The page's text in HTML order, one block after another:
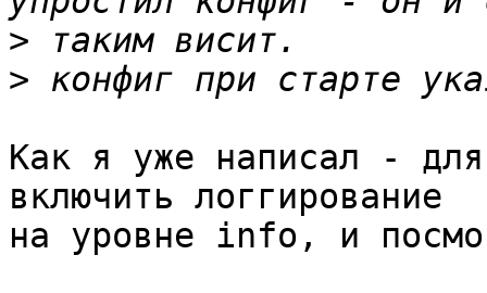
>
>
Как я уже написал -
включить логгирование
на уровне info, и